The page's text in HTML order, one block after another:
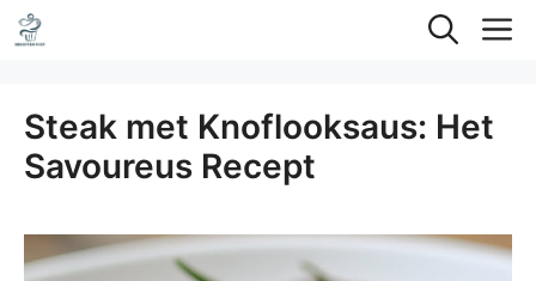
Ga
naar
inhoud
Steak met Knoflooksaus: Het
Savoureus Recept